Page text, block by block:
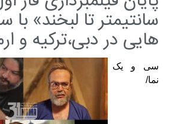
سانتیمتر تا لبخند»
هایی در دبی،ترکیه و